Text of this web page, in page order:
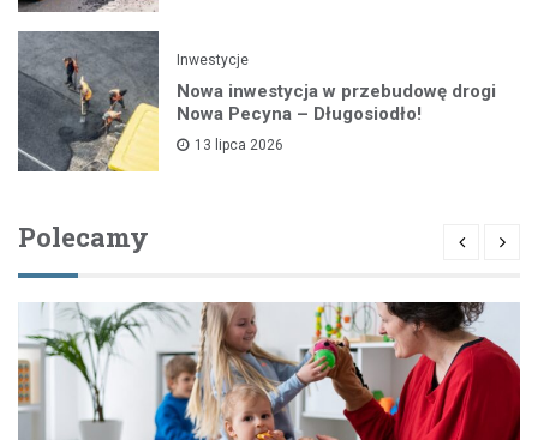
Inwestycje
Nowa inwestycja w przebudowę drogi
Nowa Pecyna – Długosiodło!
13 lipca 2026
Polecamy